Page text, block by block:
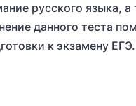
русского языка,
данного теста
к экзамену ЕГЭ.